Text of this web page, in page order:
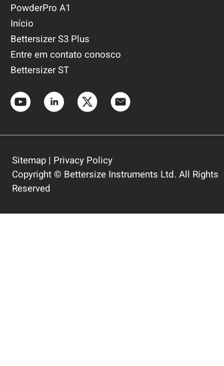
PowderPro A1
Início
Bettersizer S3 Plus
Entre em contato conosco
Bettersizer ST
Sitemap | Privacy Policy
Copyright © Bettersize Instruments Ltd. All Rights
Reserved